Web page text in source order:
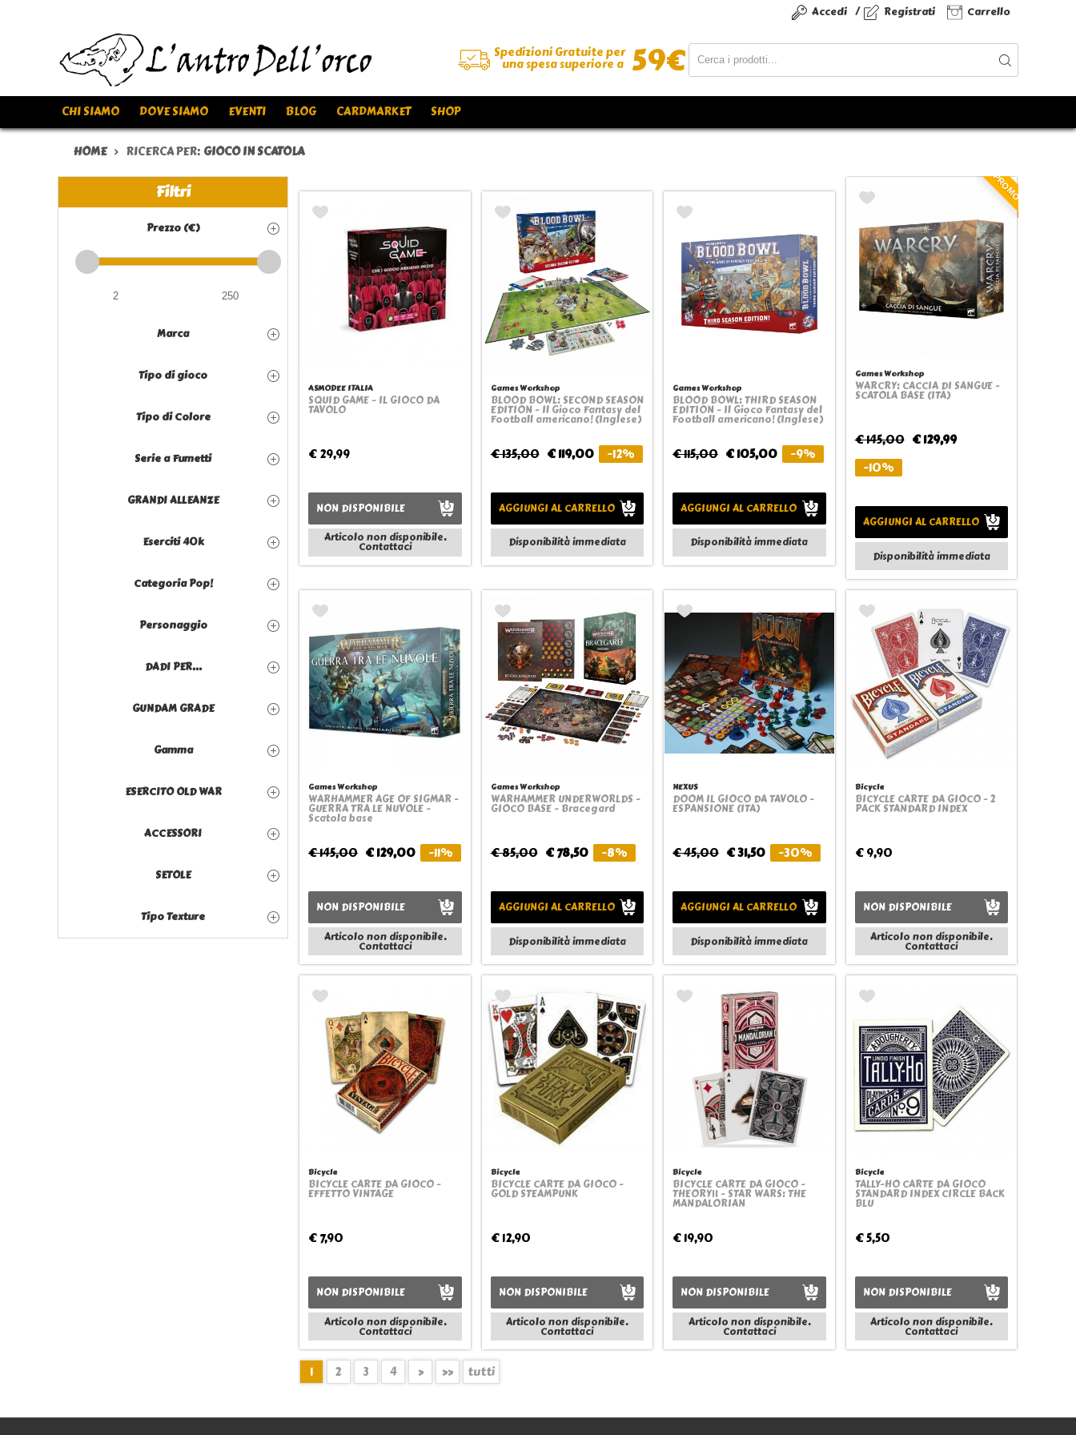
Accedi / Registrati Carrello
Spedizioni Gratuite per
una spesa superiore a 59€
CHI SIAMO DOVE SIAMO EVENTI BLOG CARDMARKET SHOP
HOME RICERCA PER: GIOCO IN SCATOLA
Filtri
Prezzo (€)
Marca
Tipo di gioco
Tipo di Colore
Serie a Fumetti
GRANDI ALLEANZE
Eserciti 40k
Categoria Pop!
Personaggio
DADI PER...
GUNDAM GRADE
Gamma
ESERCITO OLD WAR
ACCESSORI
SETOLE
Tipo Texture
Quickview
ASMODEE ITALIA
SQUID GAME - IL GIOCO DA
TAVOLO
€ 29,99
NON DISPONIBILE
Articolo non disponibile.
Contattaci
Quickview
Games Workshop
BLOOD BOWL: SECOND SEASON
EDITION - Il Gioco Fantasy del
Football americano! (Inglese)
€ 135,00 € 119,00 -12%
AGGIUNGI AL CARRELLO
Disponibilità immediata
Quickview
Games Workshop
BLOOD BOWL: THIRD SEASON
EDITION - Il Gioco Fantasy del
Football americano! (Inglese)
€ 115,00 € 105,00 -9%
AGGIUNGI AL CARRELLO
Disponibilità immediata
PROMO
Quickview
Games Workshop
WARCRY: CACCIA DI SANGUE -
SCATOLA BASE (ITA)
€ 145,00 € 129,99
-10%
AGGIUNGI AL CARRELLO
Disponibilità immediata
Quickview
Games Workshop
WARHAMMER AGE OF SIGMAR -
GUERRA TRA LE NUVOLE -
Scatola base
€ 145,00 € 129,00 -11%
NON DISPONIBILE
Articolo non disponibile.
Contattaci
Quickview
Games Workshop
WARHAMMER UNDERWORLDS -
GIOCO BASE - Bracegard
€ 85,00 € 78,50 -8%
AGGIUNGI AL CARRELLO
Disponibilità immediata
Quickview
NEXUS
DOOM IL GIOCO DA TAVOLO -
ESPANSIONE (ITA)
€ 45,00 € 31,50 -30%
AGGIUNGI AL CARRELLO
Disponibilità immediata
Quickview
Bicycle
BICYCLE CARTE DA GIOCO - 2
PACK STANDARD INDEX
€ 9,90
NON DISPONIBILE
Articolo non disponibile.
Contattaci
Quickview
Bicycle
BICYCLE CARTE DA GIOCO -
EFFETTO VINTAGE
€ 7,90
NON DISPONIBILE
Articolo non disponibile.
Contattaci
Quickview
Bicycle
BICYCLE CARTE DA GIOCO -
GOLD STEAMPUNK
€ 12,90
NON DISPONIBILE
Articolo non disponibile.
Contattaci
Quickview
Bicycle
BICYCLE CARTE DA GIOCO -
THEORY11 - STAR WARS: THE
MANDALORIAN
€ 19,90
NON DISPONIBILE
Articolo non disponibile.
Contattaci
Quickview
Bicycle
TALLY-HO CARTE DA GIOCO
STANDARD INDEX CIRCLE BACK
BLU
€ 5,50
NON DISPONIBILE
Articolo non disponibile.
Contattaci
1 2 3 4 > >> tutti